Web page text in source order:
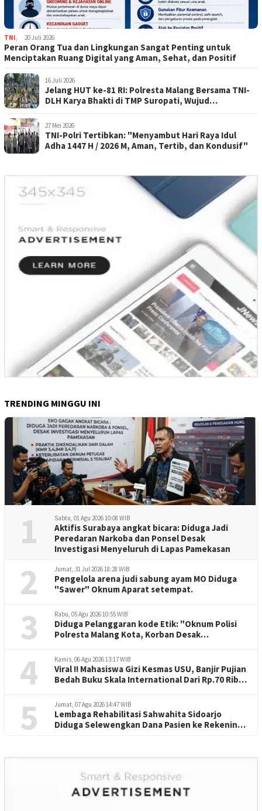
TNI, 20 Juli 2026
Peran Orang Tua dan Lingkungan Sangat Penting untuk
Menciptakan Ruang Digital yang Aman, Sehat, dan Positif
16 Juli 2026
Jelang HUT ke-81 RI: Polresta Malang Bersama TNI-
DLH Karya Bhakti di TMP Suropati, Wujud
27 Mei 2026
TNI-Polri Tertibkan: "Menyambut Hari Raya Idul
Adha 1447 H / 2026 M, Aman, Tertib, dan Kondusif"
TRENDING MINGGU INI
1 Sabtu, 01 Agu 2026 10:08 WIB
Aktifis Surabaya angkat bicara: Diduga Jadi
Peredaran Narkoba dan Ponsel Desak
Investigasi Menyeluruh di Lapas Pamekasan
2 Jumat, 31 Jul 2026 18:28 WIB
Pengelola arena judi sabung ayam MO Diduga
"Sawer" Oknum Aparat setempat.
3 Rabu, 05 Agu 2026 10:55 WIB
Diduga Pelanggaran kode Etik: "Oknum Polisi
Polresta Malang Kota, Korban Desak
4 Kamis, 06 Agu 2026 13:17 WIB
Viral !! Mahasiswa Gizi Kesmas USU, Banjir Pujian
Bedah Buku Skala International Dari Rp.70 Ribu
5 Jumat, 07 Agu 2026 14:47 WIB
Lembaga Rehabilitasi Sahwahita Sidoarjo
Diduga Selewengkan Dana Pasien ke Rekening